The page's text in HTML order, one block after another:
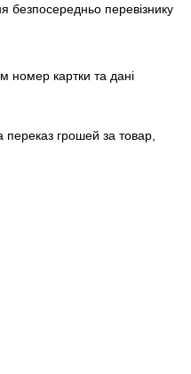
безпосередньо перевізнику
номер картки та дані
переказ грошей за товар,